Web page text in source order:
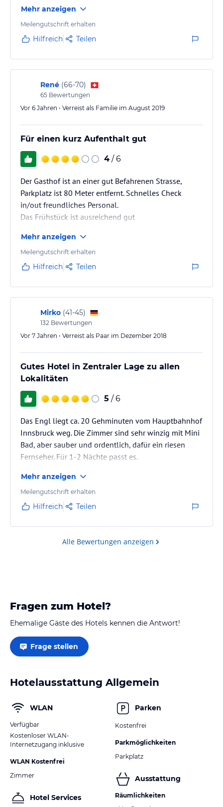
Mehr anzeigen
Meilengutschrift erhalten
Hilfreich Teilen
René (66-70)
65 Bewertungen
Vor 6 Jahren • Verreist als Familie im August 2019
Für einen kurz Aufenthalt gut
4 / 6
Der Gasthof ist an einer gut Befahrenen Strasse,
Parkplatz ist 80 Meter entfernt. Schnelles Check
in/out freundliches Personal.
Das Frühstück ist ausreichend gut
Mehr anzeigen
Meilengutschrift erhalten
Hilfreich Teilen
Mirko (41-45)
132 Bewertungen
Vor 7 Jahren • Verreist als Paar im Dezember 2018
Gutes Hotel in Zentraler Lage zu allen
Lokalitäten
5 / 6
Das Engl liegt ca. 20 Gehminuten vom Hauptbahnhof
Innsbruck weg. Die Zimmer sind sehr winzig mit Mini
Bad, aber sauber und ordentlich, dafür ein riesen
Fernseher. Für 1-2 Nächte passt es.
Der Empfang ist ok, freundlich, nicht
überschwänglich.
Semmeln, diverse Wurst, Käse, Marmelade, Rührei,
gekochte Eier, Kuchen. Kaffee, Tee so viel man
Mehr anzeigen
Meilengutschrift erhalten
Hilfreich Teilen
Alle Bewertungen anzeigen
Fragen zum Hotel?
Ehemalige Gäste des Hotels kennen die Antwort!
Frage stellen
Hotelausstattung Allgemein
WLAN
Verfügbar
Kostenloser WLAN-
Internetzugang inklusive
WLAN Kostenfrei
Zimmer
Hotel Services
Parken
Kostenfrei
Parkmöglichkeiten
Parkplatz
Ausstattung
Räumlichkeiten